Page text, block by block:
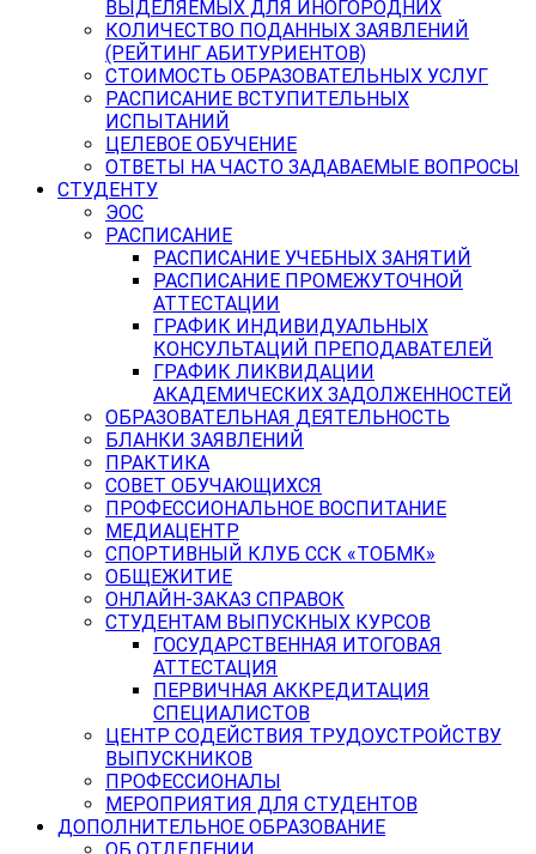
ВЫДЕЛЯЕМЫХ ДЛЯ ИНОГОРОДНИХ
КОЛИЧЕСТВО ПОДАННЫХ ЗАЯВЛЕНИЙ
(РЕЙТИНГ АБИТУРИЕНТОВ)
СТОИМОСТЬ ОБРАЗОВАТЕЛЬНЫХ УСЛУГ
РАСПИСАНИЕ ВСТУПИТЕЛЬНЫХ
ИСПЫТАНИЙ
ЦЕЛЕВОЕ ОБУЧЕНИЕ
ОТВЕТЫ НА ЧАСТО ЗАДАВАЕМЫЕ ВОПРОСЫ
СТУДЕНТУ
ЭОС
РАСПИСАНИЕ
РАСПИСАНИЕ УЧЕБНЫХ ЗАНЯТИЙ
РАСПИСАНИЕ ПРОМЕЖУТОЧНОЙ
АТТЕСТАЦИИ
ГРАФИК ИНДИВИДУАЛЬНЫХ
КОНСУЛЬТАЦИЙ ПРЕПОДАВАТЕЛЕЙ
ГРАФИК ЛИКВИДАЦИИ
АКАДЕМИЧЕСКИХ ЗАДОЛЖЕННОСТЕЙ
ОБРАЗОВАТЕЛЬНАЯ ДЕЯТЕЛЬНОСТЬ
БЛАНКИ ЗАЯВЛЕНИЙ
ПРАКТИКА
СОВЕТ ОБУЧАЮЩИХСЯ
ПРОФЕССИОНАЛЬНОЕ ВОСПИТАНИЕ
МЕДИАЦЕНТР
СПОРТИВНЫЙ КЛУБ ССК «ТОБМК»
ОБЩЕЖИТИЕ
ОНЛАЙН-ЗАКАЗ СПРАВОК
СТУДЕНТАМ ВЫПУСКНЫХ КУРСОВ
ГОСУДАРСТВЕННАЯ ИТОГОВАЯ
АТТЕСТАЦИЯ
ПЕРВИЧНАЯ АККРЕДИТАЦИЯ
СПЕЦИАЛИСТОВ
ЦЕНТР СОДЕЙСТВИЯ ТРУДОУСТРОЙСТВУ
ВЫПУСКНИКОВ
ПРОФЕССИОНАЛЫ
МЕРОПРИЯТИЯ ДЛЯ СТУДЕНТОВ
ДОПОЛНИТЕЛЬНОЕ ОБРАЗОВАНИЕ